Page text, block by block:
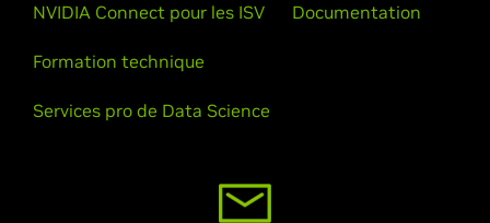
NVIDIA Connect pour les ISV Documentation
Formation technique
Services pro de Data Science